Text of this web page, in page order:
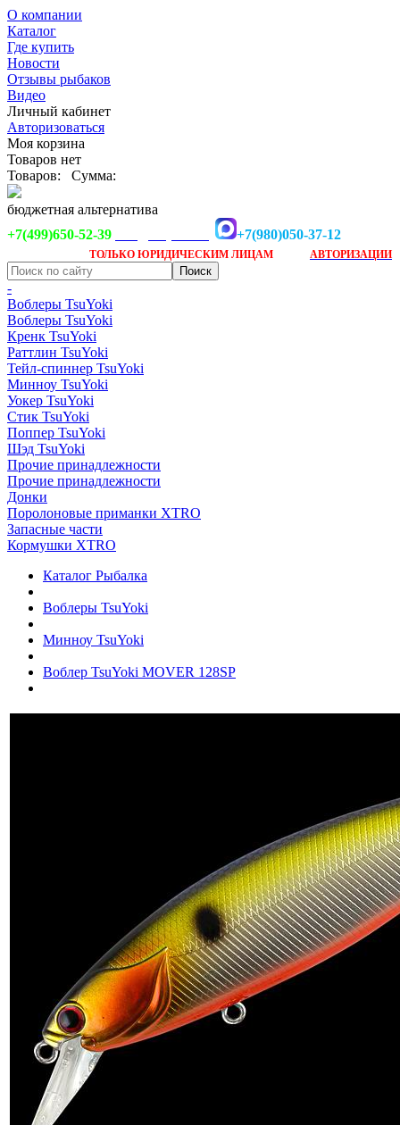
О компании
Каталог
Где купить
Новости
Отзывы рыбаков
Видео
Личный кабинет
Авторизоваться
Моя корзина
Товаров нет
Товаров:
Сумма:
бюджетная альтернатива
+7(499)650-52-39
+7(980)050-37-12
ТОЛЬКО ЮРИДИЧЕСКИМ ЛИЦАМ АВТОРИЗАЦИИ
-
Воблеры TsuYoki
Воблеры TsuYoki
Кренк TsuYoki
Раттлин TsuYoki
Тейл-спиннер TsuYoki
Минноу TsuYoki
Уокер TsuYoki
Стик TsuYoki
Поппер TsuYoki
Шэд TsuYoki
Прочие принадлежности
Прочие принадлежности
Донки
Поролоновые приманки XTRO
Запасные части
Кормушки XTRO
Каталог Рыбалка
Воблеры TsuYoki
Минноу TsuYoki
Воблер TsuYoki MOVER 128SP